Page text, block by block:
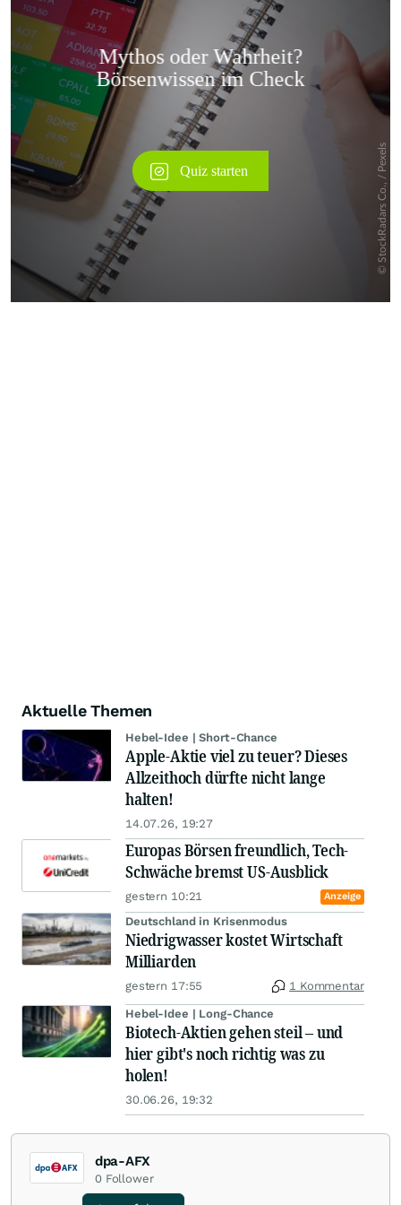
Überspringen
Aktuelle Themen
Hebel-Idee | Short-Chance
Apple-Aktie viel zu teuer? Dieses
Allzeithoch dürfte nicht lange
halten!
14.07.26, 19:27
Europas Börsen freundlich, Tech-
Schwäche bremst US-Ausblick
gestern 10:21 Anzeige
Deutschland in Krisenmodus
Niedrigwasser kostet Wirtschaft
Milliarden
gestern 17:55 1 Kommentar
Hebel-Idee | Long-Chance
Biotech-Aktien gehen steil – und
hier gibt's noch richtig was zu
holen!
30.06.26, 19:32
dpa-AFX
0 Follower